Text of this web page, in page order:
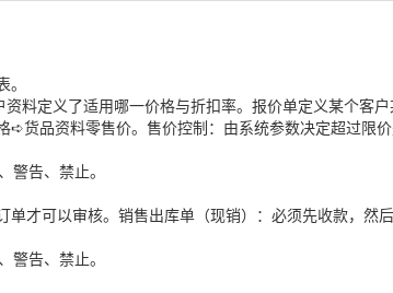
料定义了适用哪一价格与折扣率。报价单定义某个客
货品资料零售价。售价控制：由系统参数决定超过限价
警告、禁止。
单才可以审核。销售出库单（现销）：必须先收款，
警告、禁止。